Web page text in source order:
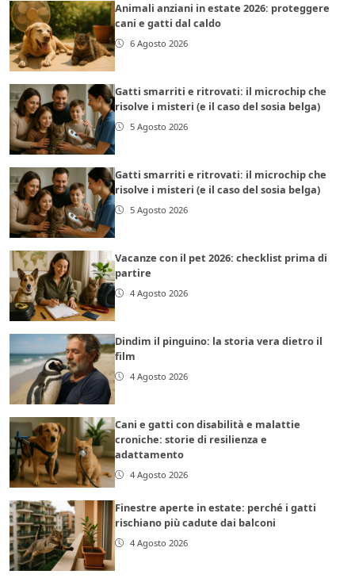
Animali anziani in estate 2026: proteggere
cani e gatti dal caldo
6 Agosto 2026
Gatti smarriti e ritrovati: il microchip che
risolve i misteri (e il caso del sosia belga)
5 Agosto 2026
Gatti smarriti e ritrovati: il microchip che
risolve i misteri (e il caso del sosia belga)
5 Agosto 2026
Vacanze con il pet 2026: checklist prima di
partire
4 Agosto 2026
Dindim il pinguino: la storia vera dietro il
film
4 Agosto 2026
Cani e gatti con disabilità e malattie
croniche: storie di resilienza e
adattamento
4 Agosto 2026
Finestre aperte in estate: perché i gatti
rischiano più cadute dai balconi
4 Agosto 2026